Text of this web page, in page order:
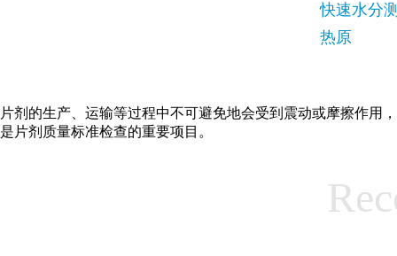
快速水分
热原
片剂的生产、运输等过程中不可避免地会受到震动或摩擦作用
是片剂质量标准检查的重要项目。